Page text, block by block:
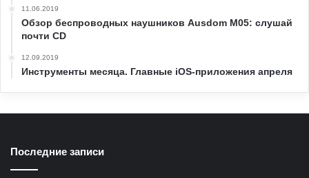
11.06.2019
Обзор беспроводных наушников Ausdom M05: слушай
почти CD
12.09.2019
Инструменты месяца. Главные iOS-приложения апреля
Последние записи